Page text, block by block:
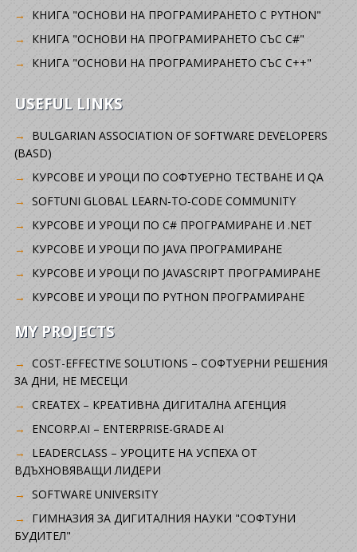
КНИГА "ОСНОВИ НА ПРОГРАМИРАНЕТО С PYTHON"
КНИГА "ОСНОВИ НА ПРОГРАМИРАНЕТО СЪС C#"
КНИГА "ОСНОВИ НА ПРОГРАМИРАНЕТО СЪС C++"
USEFUL LINKS
BULGARIAN ASSOCIATION OF SOFTWARE DEVELOPERS
(BASD)
KУРСОВЕ И УРОЦИ ПО СОФТУЕРНО ТЕСТВАНЕ И QA
SOFTUNI GLOBAL LEARN-TO-CODE COMMUNITY
КУРСОВЕ И УРОЦИ ПО C# ПРОГРАМИРАНЕ И .NET
КУРСОВЕ И УРОЦИ ПО JAVA ПРОГРАМИРАНЕ
КУРСОВЕ И УРОЦИ ПО JAVASCRIPT ПРОГРАМИРАНЕ
КУРСОВЕ И УРОЦИ ПО PYTHON ПРОГРАМИРАНЕ
MY PROJECTS
COST-EFFECTIVE SOLUTIONS – СОФТУЕРНИ РЕШЕНИЯ
ЗА ДНИ, НЕ МЕСЕЦИ
CREATEX – КРЕАТИВНА ДИГИТАЛНА АГЕНЦИЯ
ENCORP.AI – ENTERPRISE-GRADE AI
LEADERCLASS – УРОЦИТЕ НА УСПЕХА ОТ
ВДЪХНОВЯВАЩИ ЛИДЕРИ
SOFTWARE UNIVERSITY
ГИМНАЗИЯ ЗА ДИГИТАЛНИЯ НАУКИ "СОФТУНИ
БУДИТЕЛ"